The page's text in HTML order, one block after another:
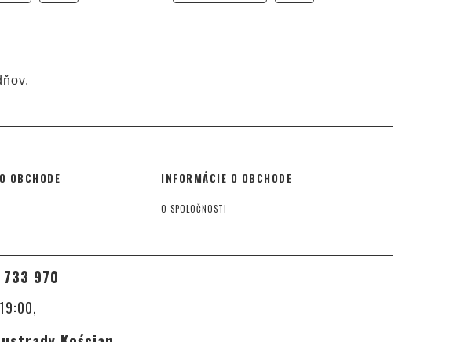
OBCHODE INFORMÁCIE O OBCHODE
O SPOLOČNOSTI
970